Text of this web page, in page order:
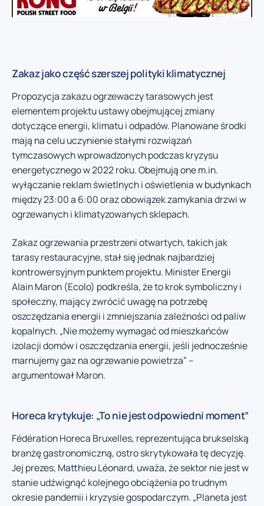
Zakaz jako część szerszej polityki klimatycznej
Propozycja zakazu ogrzewaczy tarasowych jest
elementem projektu ustawy obejmującej zmiany
dotyczące energii, klimatu i odpadów. Planowane środki
mają na celu uczynienie stałymi rozwiązań
tymczasowych wprowadzonych podczas kryzysu
energetycznego w 2022 roku. Obejmują one m.in.
wyłączanie reklam świetlnych i oświetlenia w budynkach
między 23:00 a 6:00 oraz obowiązek zamykania drzwi w
ogrzewanych i klimatyzowanych sklepach.
Zakaz ogrzewania przestrzeni otwartych, takich jak
tarasy restauracyjne, stał się jednak najbardziej
kontrowersyjnym punktem projektu. Minister Energii
Alain Maron (Ecolo) podkreśla, że to krok symboliczny i
społeczny, mający zwrócić uwagę na potrzebę
oszczędzania energii i zmniejszania zależności od paliw
kopalnych. „Nie możemy wymagać od mieszkańców
izolacji domów i oszczędzania energii, jeśli jednocześnie
marnujemy gaz na ogrzewanie powietrza” –
argumentował Maron.
Horeca krytykuje: „To nie jest odpowiedni moment”
Fédération Horeca Bruxelles, reprezentująca brukselską
branżę gastronomiczną, ostro skrytykowała tę decyzję.
Jej prezes, Matthieu Léonard, uważa, że sektor nie jest w
stanie udźwignąć kolejnego obciążenia po trudnym
okresie pandemii i kryzysie gospodarczym. „Planeta jest